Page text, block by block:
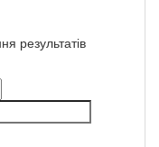
результатів